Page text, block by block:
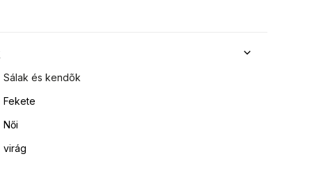
Sálak és kendõk
Fekete
Női
virág